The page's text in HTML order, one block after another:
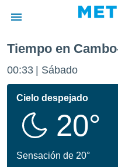
de
ha sido
calidad.
a este
Tiempo en
00:33 Sábado
Cielo despejado
20°
Sensación de 20°